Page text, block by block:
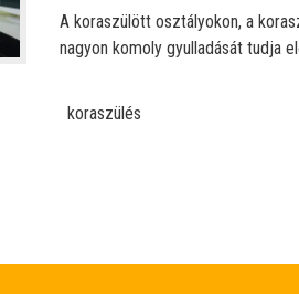
A koraszülött osztályokon, a
nagyon komoly gyulladását tudja
koraszülés